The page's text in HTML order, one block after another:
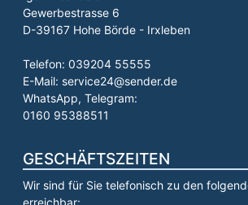
Gewerbestrasse 6
D-39167 Hohe Börde - Irxleben
Telefon: 039204 55555
E-Mail: service24@sender.de
WhatsApp, Telegram:
0160 95388511
GESCHÄFTSZEITEN
Wir sind für Sie telefonisch zu den
erreichbar: